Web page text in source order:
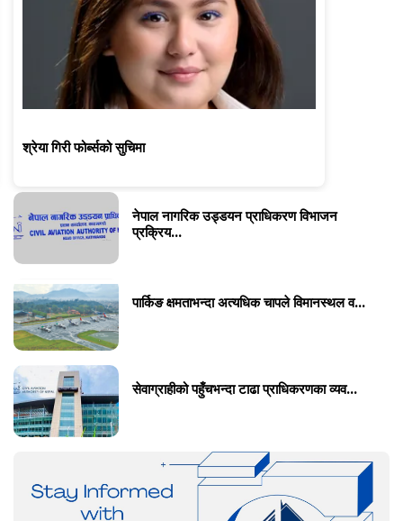
सुचिमा
नेपाल नागरिक उड्डयन प्राधिकरण विभाजन
प्रक्रिय...
पार्किङ क्षमताभन्दा अत्यधिक चापले विमानस्थल व...
सेवाग्राहीको पहुँचभन्दा टाढा प्राधिकरणका व्यव...